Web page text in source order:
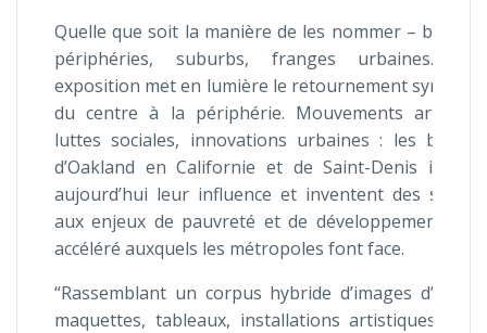
Quelle que soit la manière de les nommer –
périphéries, suburbs, franges urbaines…
exposition met en lumière le retournement
du centre à la périphérie. Mouvements
luttes sociales, innovations urbaines : les
d’Oakland en Californie et de Saint-Denis
aujourd’hui leur influence et inventent des
aux enjeux de pauvreté et de développement
accéléré auxquels les métropoles font face.
“Rassemblant un corpus hybride d’images
maquettes, tableaux, installations artistiques,